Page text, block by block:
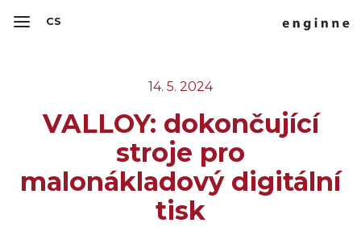
CS
14. 5. 2024
VALLOY: dokončující
stroje pro
malonákladový digitální
tisk